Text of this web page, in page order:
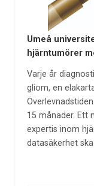
Umeå
hjärntumörer
Varje år
gliom, en
15 månader. Ett
expertis inom
datasäkerhet